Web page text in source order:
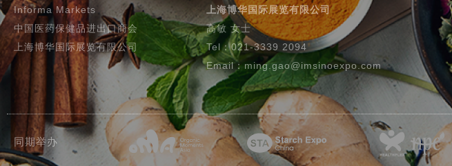
Informa Markets
中国医药保健品进出口商会
上海博华国际展览有限公司
上海博华国际展览有限公司
高敏 女士
Tel：021-3339 2094
Email：ming.gao@imsinoexpo.com
同期举办